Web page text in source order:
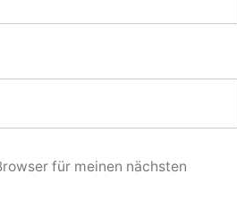
für meinen nächsten